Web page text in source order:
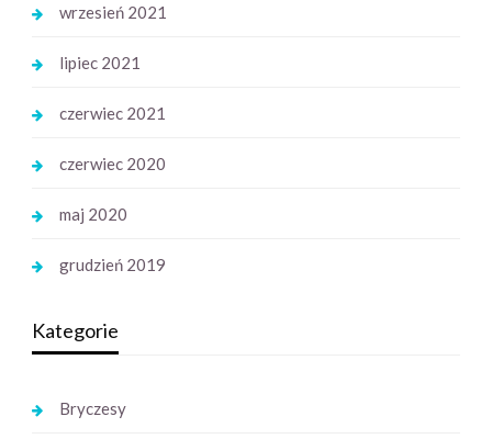
wrzesień 2021
lipiec 2021
czerwiec 2021
czerwiec 2020
maj 2020
grudzień 2019
Kategorie
Bryczesy